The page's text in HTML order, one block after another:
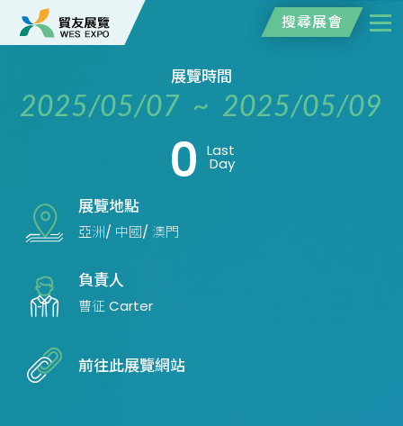
搜尋展會
展覽時間
2025/05/07 ~ 2025/05/09
0 Last
Day
展覽地點
亞洲/ 中國/ 澳門
負責人
曹征 Carter
前往此展覽網站